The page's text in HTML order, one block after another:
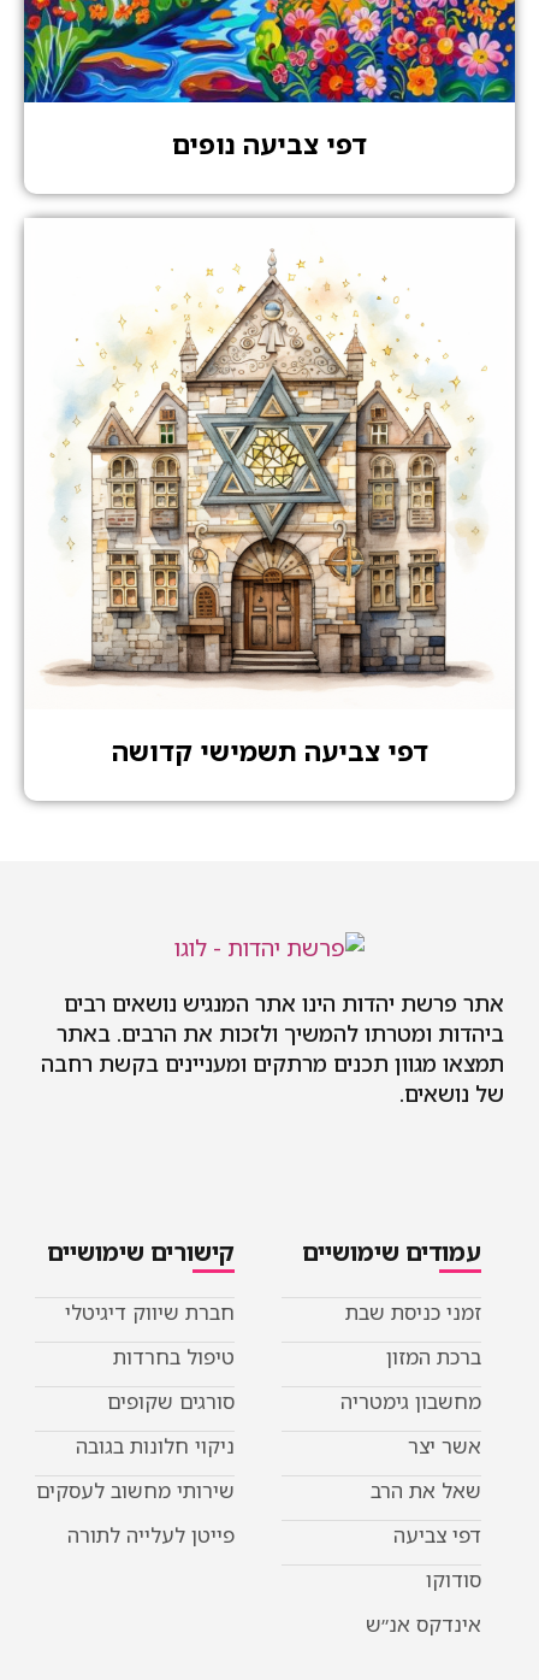
דפי צביעה נופים
דפי צביעה תשמישי קדושה
אתר פרשת יהדות הינו אתר המנגיש נושאים רבים
ביהדות ומטרתו להמשיך ולזכות את הרבים. באתר
תמצאו מגוון תכנים מרתקים ומעניינים בקשת רחבה
של נושאים.
עמודים שימושיים
זמני כניסת שבת
ברכת המזון
מחשבון גימטריה
אשר יצר
שאל את הרב
דפי צביעה
סודוקו
אינדקס אנ״ש
קישורים שימושיים
חברת שיווק דיגיטלי
טיפול בחרדות
סורגים שקופים
ניקוי חלונות בגובה
שירותי מחשוב לעסקים
פייטן לעלייה לתורה